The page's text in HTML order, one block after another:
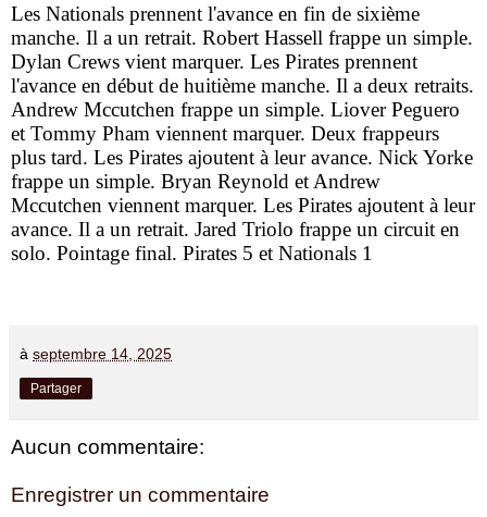
Les Nationals prennent l'avance en fin de sixième
manche. Il a un retrait. Robert Hassell frappe un simple.
Dylan Crews vient marquer. Les Pirates prennent
l'avance en début de huitième manche. Il a deux retraits.
Andrew Mccutchen frappe un simple. Liover Peguero
et Tommy Pham viennent marquer. Deux frappeurs
plus tard. Les Pirates ajoutent à leur avance. Nick Yorke
frappe un simple. Bryan Reynold et Andrew
Mccutchen viennent marquer. Les Pirates ajoutent à leur
avance. Il a un retrait. Jared Triolo frappe un circuit en
solo. Pointage final. Pirates 5 et Nationals 1
à septembre 14, 2025
Partager
Aucun commentaire:
Enregistrer un commentaire